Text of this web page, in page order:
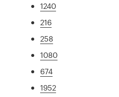
1240
216
258
1080
674
1952